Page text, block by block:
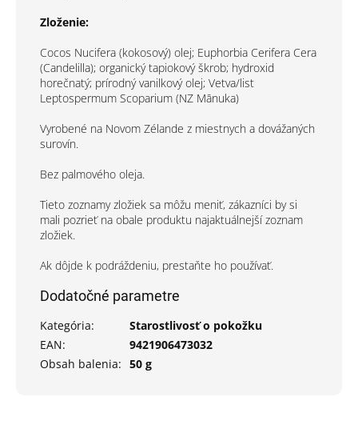
Zloženie:
Cocos Nucifera (kokosový) olej; Euphorbia Cerifera Cera
(Candelilla); organický tapiokový škrob; hydroxid
horečnatý; prírodný vanilkový olej; Vetva/list
Leptospermum Scoparium (NZ Mānuka)
Vyrobené na Novom Zélande z miestnych a dovážaných
surovín.
Bez palmového oleja.
Tieto zoznamy zložiek sa môžu meniť, zákazníci by si
mali pozrieť na obale produktu najaktuálnejší zoznam
zložiek.
Ak dôjde k podráždeniu, prestaňte ho používať.
Dodatočné parametre
Kategória:
Starostlivosť o pokožku
EAN:
9421906473032
Obsah balenia: 50 g